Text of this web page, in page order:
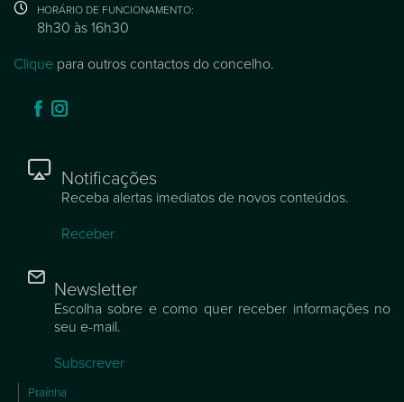
HORÁRIO DE FUNCIONAMENTO:
8h30 às 16h30
Clique para outros contactos do concelho.
Notificações
Receba alertas imediatos de novos conteúdos.
Receber
Newsletter
Escolha sobre e como quer receber informações no
seu e-mail.
Subscrever
Praínha